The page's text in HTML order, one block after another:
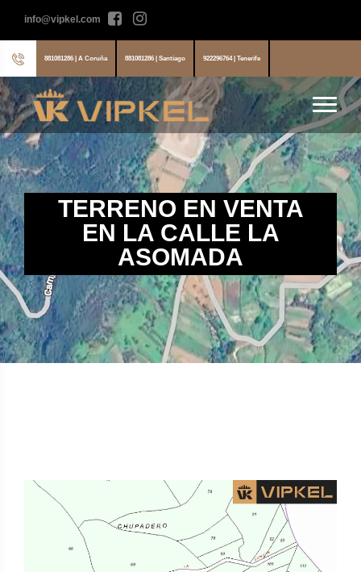
info@vipkel.com
881081286 | A Coruña 881081286 | Santiago 922296764 | Tenerife
TERRENO EN VENTA
EN LA CALLE LA
ASOMADA